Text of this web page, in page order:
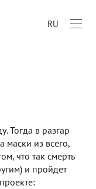
RU
Тогда в разгар
маски из всего,
что так смерть
и пройдет